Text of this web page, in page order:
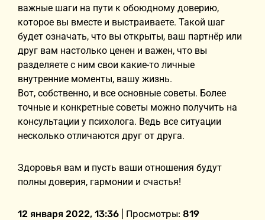
важные шаги на пути к обоюдному доверию,
которое вы вместе и выстраиваете. Такой шаг
будет означать, что вы открыты, ваш партнёр или
друг вам настолько ценен и важен, что вы
разделяете с ним свои какие-то личные
внутренние моменты, вашу жизнь.
Вот, собственно, и все основные советы. Более
точные и конкретные советы можно получить на
консультации у психолога. Ведь все ситуации
несколько отличаются друг от друга.
Здоровья вам и пусть ваши отношения будут
полны доверия, гармонии и счастья!
12 января 2022, 13:36 | Просмотры: 819